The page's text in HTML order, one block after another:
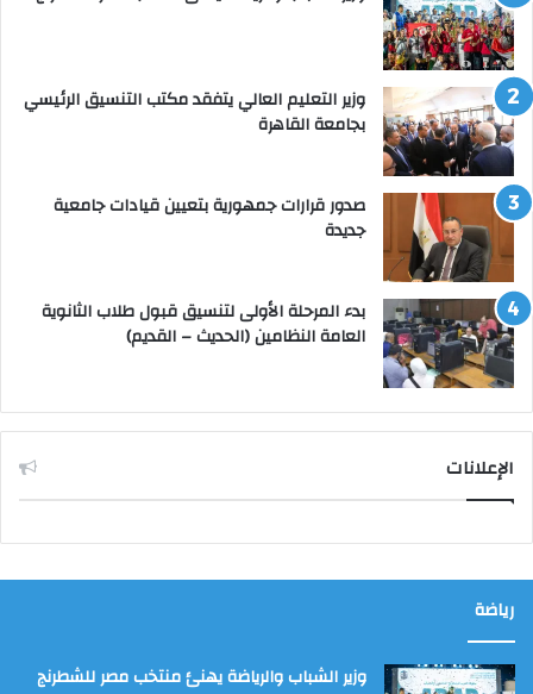
وزير التعليم العالي يتفقد مكتب التنسيق الرئيسي
بجامعة القاهرة
صدور قرارات جمهورية بتعيين قيادات جامعية
جديدة
بدء المرحلة الأولى لتنسيق قبول طلاب الثانوية
العامة النظامين (الحديث – القديم)
الإعلانات
رياضة
وزير الشباب والرياضة يهنئ منتخب مصر للشطرنج